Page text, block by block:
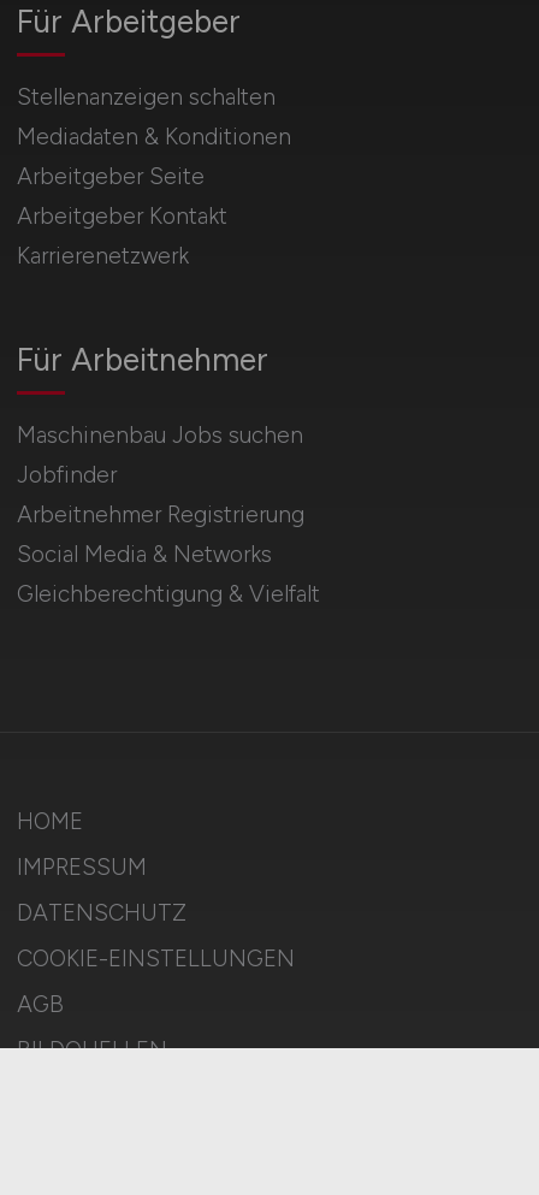
Für Arbeitnehmer
Maschinenbau Jobs suchen
Jobfinder
Arbeitnehmer Registrierung
Social Media & Networks
Gleichberechtigung & Vielfalt
Für Arbeitgeber
Stellenanzeigen schalten
Mediadaten & Konditionen
Arbeitgeber Seite
Arbeitgeber Kontakt
Karrierenetzwerk
HOME
IMPRESSUM
DATENSCHUTZ
COOKIE-EINSTELLUNGEN
AGB
BILDQUELLEN